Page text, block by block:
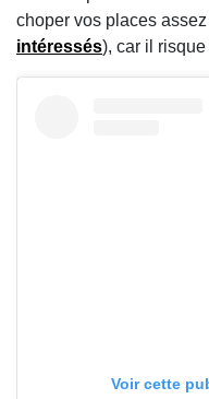
choper vos places
intéressés), car il
Voir cette